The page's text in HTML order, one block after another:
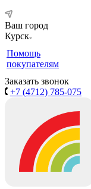
Ваш город
Курск
Помощь
покупателям
Заказать звонок
+7 (4712) 785-075